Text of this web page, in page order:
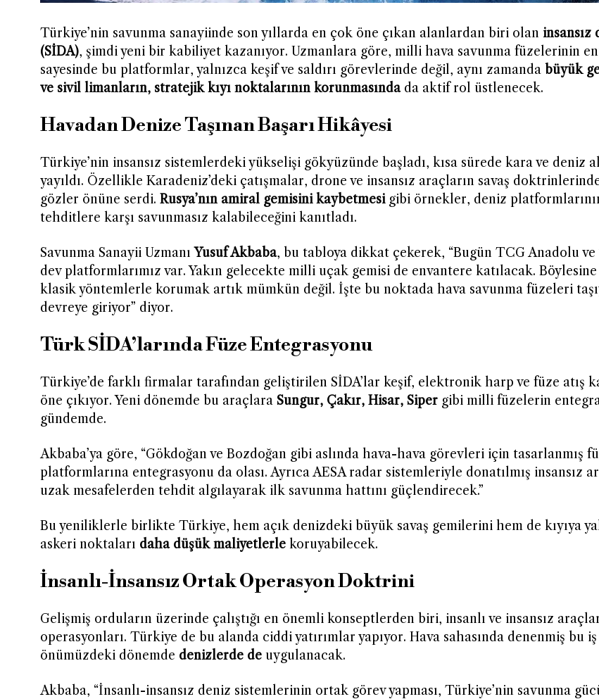
Türkiye’nin savunma sanayiinde son yıllarda en çok öne çıkan alanlardan biri olan insansız
(SİDA), şimdi yeni bir kabiliyet kazanıyor. Uzmanlara göre, milli hava savunma füzelerinin
sayesinde bu platformlar, yalnızca keşif ve saldırı görevlerinde değil, aynı zamanda büyük
ve sivil limanların, stratejik kıyı noktalarının korunmasındada aktif rol üstlenecek.
Havadan Denize Taşınan Başarı Hikâyesi
Türkiye’nin insansız sistemlerdeki yükselişi gökyüzünde başladı, kısa sürede kara ve deniz
yayıldı. Özellikle Karadeniz’deki çatışmalar, drone ve insansız araçların savaş
gözler önüne serdi. Rusya’nın amiral gemisini kaybetmesigibi örnekler, deniz
tehditlere karşı savunmasız kalabileceğini kanıtladı.
Savunma Sanayii UzmanıYusuf Akbaba, bu tabloya dikkat çekerek, “Bugün TCG Anadolu
dev platformlarımız var. Yakın gelecekte milli uçak gemisi de envantere katılacak.
klasik yöntemlerle korumak artık mümkün değil. İşte bu noktada hava savunma füzeleri
devreye giriyor” diyor.
Türk SİDA’larında Füze Entegrasyonu
Türkiye’de farklı firmalar tarafından geliştirilen SİDA’lar keşif, elektronik harp ve füze atış
öne çıkıyor. Yeni dönemde bu araçlara Sungur, Çakır, Hisar, Siper gibi milli füzelerin
gündemde.
Akbaba’ya göre, “Gökdoğan ve Bozdoğan gibi aslında hava-hava görevleri için tasarlanmış
platformlarına entegrasyonu da olası. Ayrıca AESA radar sistemleriyle donatılmış insansız
uzak mesafelerden tehdit algılayarak ilk savunma hattını güçlendirecek.”
Bu yeniliklerle birlikte Türkiye, hem açık denizdeki büyük savaş gemilerini hem de kıyıya
askeri noktaları daha düşük maliyetlerle koruyabilecek.
İnsanlı-İnsansız Ortak Operasyon Doktrini
Gelişmiş orduların üzerinde çalıştığı en önemli konseptlerden biri, insanlı ve insansız
operasyonları. Türkiye de bu alanda ciddi yatırımlar yapıyor. Hava sahasında denenmiş bu
önümüzdeki dönemde denizlerde de uygulanacak.
Akbaba, “İnsanlı-insansız deniz sistemlerinin ortak görev yapması, Türkiye’nin savunma